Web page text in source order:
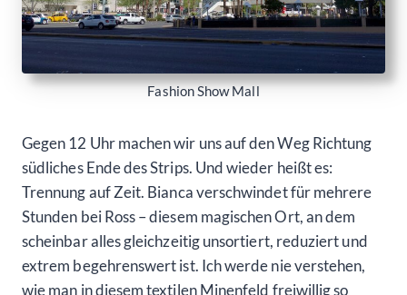
Fashion Show Mall
Gegen 12 Uhr machen wir uns auf den Weg Richtung
südliches Ende des Strips. Und wieder heißt es:
Trennung auf Zeit. Bianca verschwindet für mehrere
Stunden bei Ross – diesem magischen Ort, an dem
scheinbar alles gleichzeitig unsortiert, reduziert und
extrem begehrenswert ist. Ich werde nie verstehen,
wie man in diesem textilen Minenfeld freiwillig so